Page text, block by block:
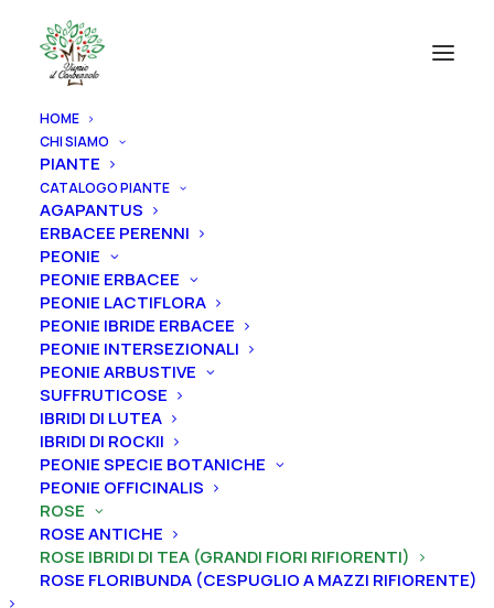
HOME
CHI SIAMO
PIANTE
CATALOGO PIANTE
AGAPANTUS
ERBACEE PERENNI
PEONIE
PEONIE ERBACEE
PEONIE LACTIFLORA
PEONIE IBRIDE ERBACEE
PEONIE INTERSEZIONALI
PEONIE ARBUSTIVE
SUFFRUTICOSE
IBRIDI DI LUTEA
IBRIDI DI ROCKII
PEONIE SPECIE BOTANICHE
PEONIE OFFICINALIS
ROSE
ROSE ANTICHE
ROSE IBRIDI DI TEA (GRANDI FIORI RIFIORENTI)
ROSE FLORIBUNDA (CESPUGLIO A MAZZI RIFIORENTE)
Home Rose
Rose ibridi di Tea (grandi fiori rifiorenti)
Rosa ibrido di tea rifiorente nostalgica “Desiree®”
Rosa ibrido di tea rifiorente
nostalgica “Desiree®”